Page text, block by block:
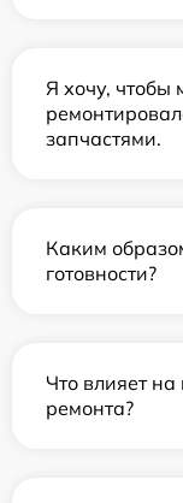
Я хочу, чтобы
запчастями.
Каким
готовности?
Что влияет
ремонта?